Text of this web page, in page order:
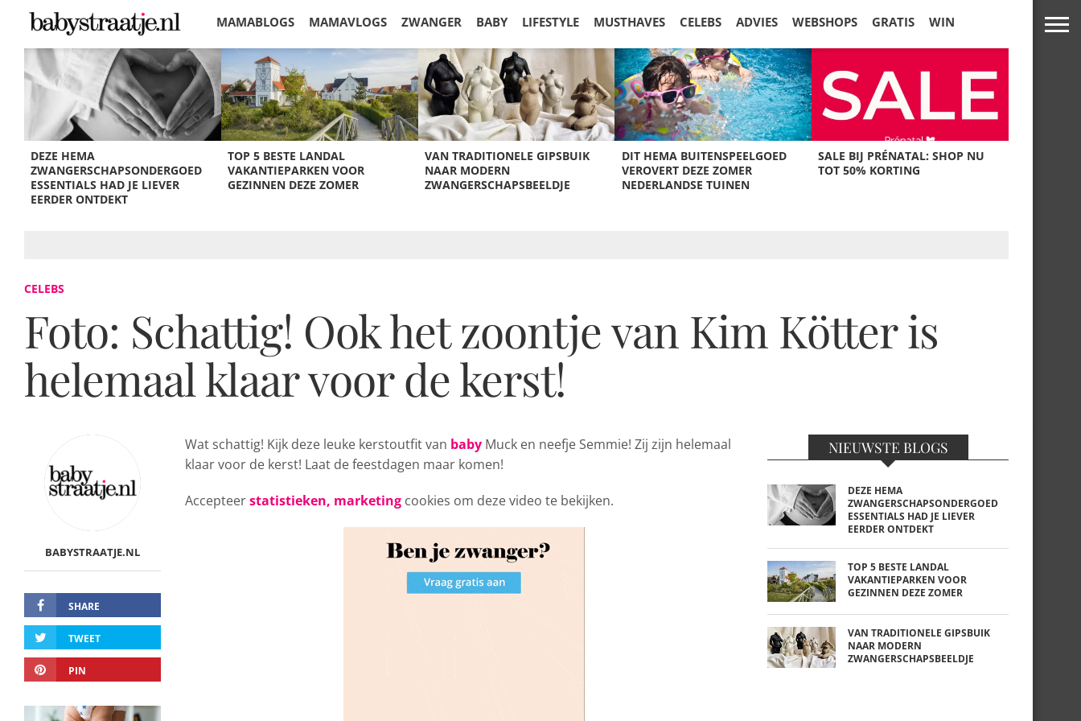
MAMABLOGS MAMAVLOGS ZWANGER BABY LIFESTYLE MUSTHAVES CELEBS ADVIES WEBSHOPS GRATIS WIN
KORTINGEN
DEZE HEMA
ZWANGERSCHAPSONDERGOED
ESSENTIALS HAD JE LIEVER
EERDER ONTDEKT
TOP 5 BESTE LANDAL
VAKANTIEPARKEN VOOR
GEZINNEN DEZE ZOMER
VAN TRADITIONELE GIPSBUIK
NAAR MODERN
ZWANGERSCHAPSBEELDJE
DIT HEMA BUITENSPEELGOED
VEROVERT DEZE ZOMER
NEDERLANDSE TUINEN
SALE BIJ PRÉNATAL: SHOP NU
TOT 50% KORTING
CELEBS
Foto: Schattig! Ook het zoontje van Kim Kötter is
helemaal klaar voor de kerst!
BABYSTRAATJE.NL
SHARE
TWEET
PIN
Wat schattig! Kijk deze leuke kerstoutfitvan baby Muck en neefje Semmie! Zij zijn helemaal
klaar voor de kerst! Laat de feestdagen maar komen!
Accepteerstatistieken, marketing cookies om deze video te bekijken.
NIEUWSTE BLOGS
DEZE HEMA
ZWANGERSCHAPSONDERGOED
ESSENTIALS HAD JE LIEVER
EERDER ONTDEKT
TOP 5 BESTE LANDAL
VAKANTIEPARKEN VOOR
GEZINNEN DEZE ZOMER
VAN TRADITIONELE GIPSBUIK
NAAR MODERN
ZWANGERSCHAPSBEELDJE